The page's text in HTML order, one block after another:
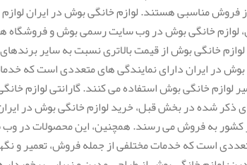
مناسبی هستند. لوازم خانگی بوش در ایران
خانگی بوش در وب سایت رسمی بوش و فروشگاه
خانگی بوش از قیمت بالاتری نسبت به سایر
ایران دارای نمایندگی های متعددی است که
ذکر شده در بخش قبل، خرید لوازم خانگی بوش در
به فروش می رسند. همچنین، این محصولات در
است که خدمات مختلفی از جمله فروش، تعمیر و